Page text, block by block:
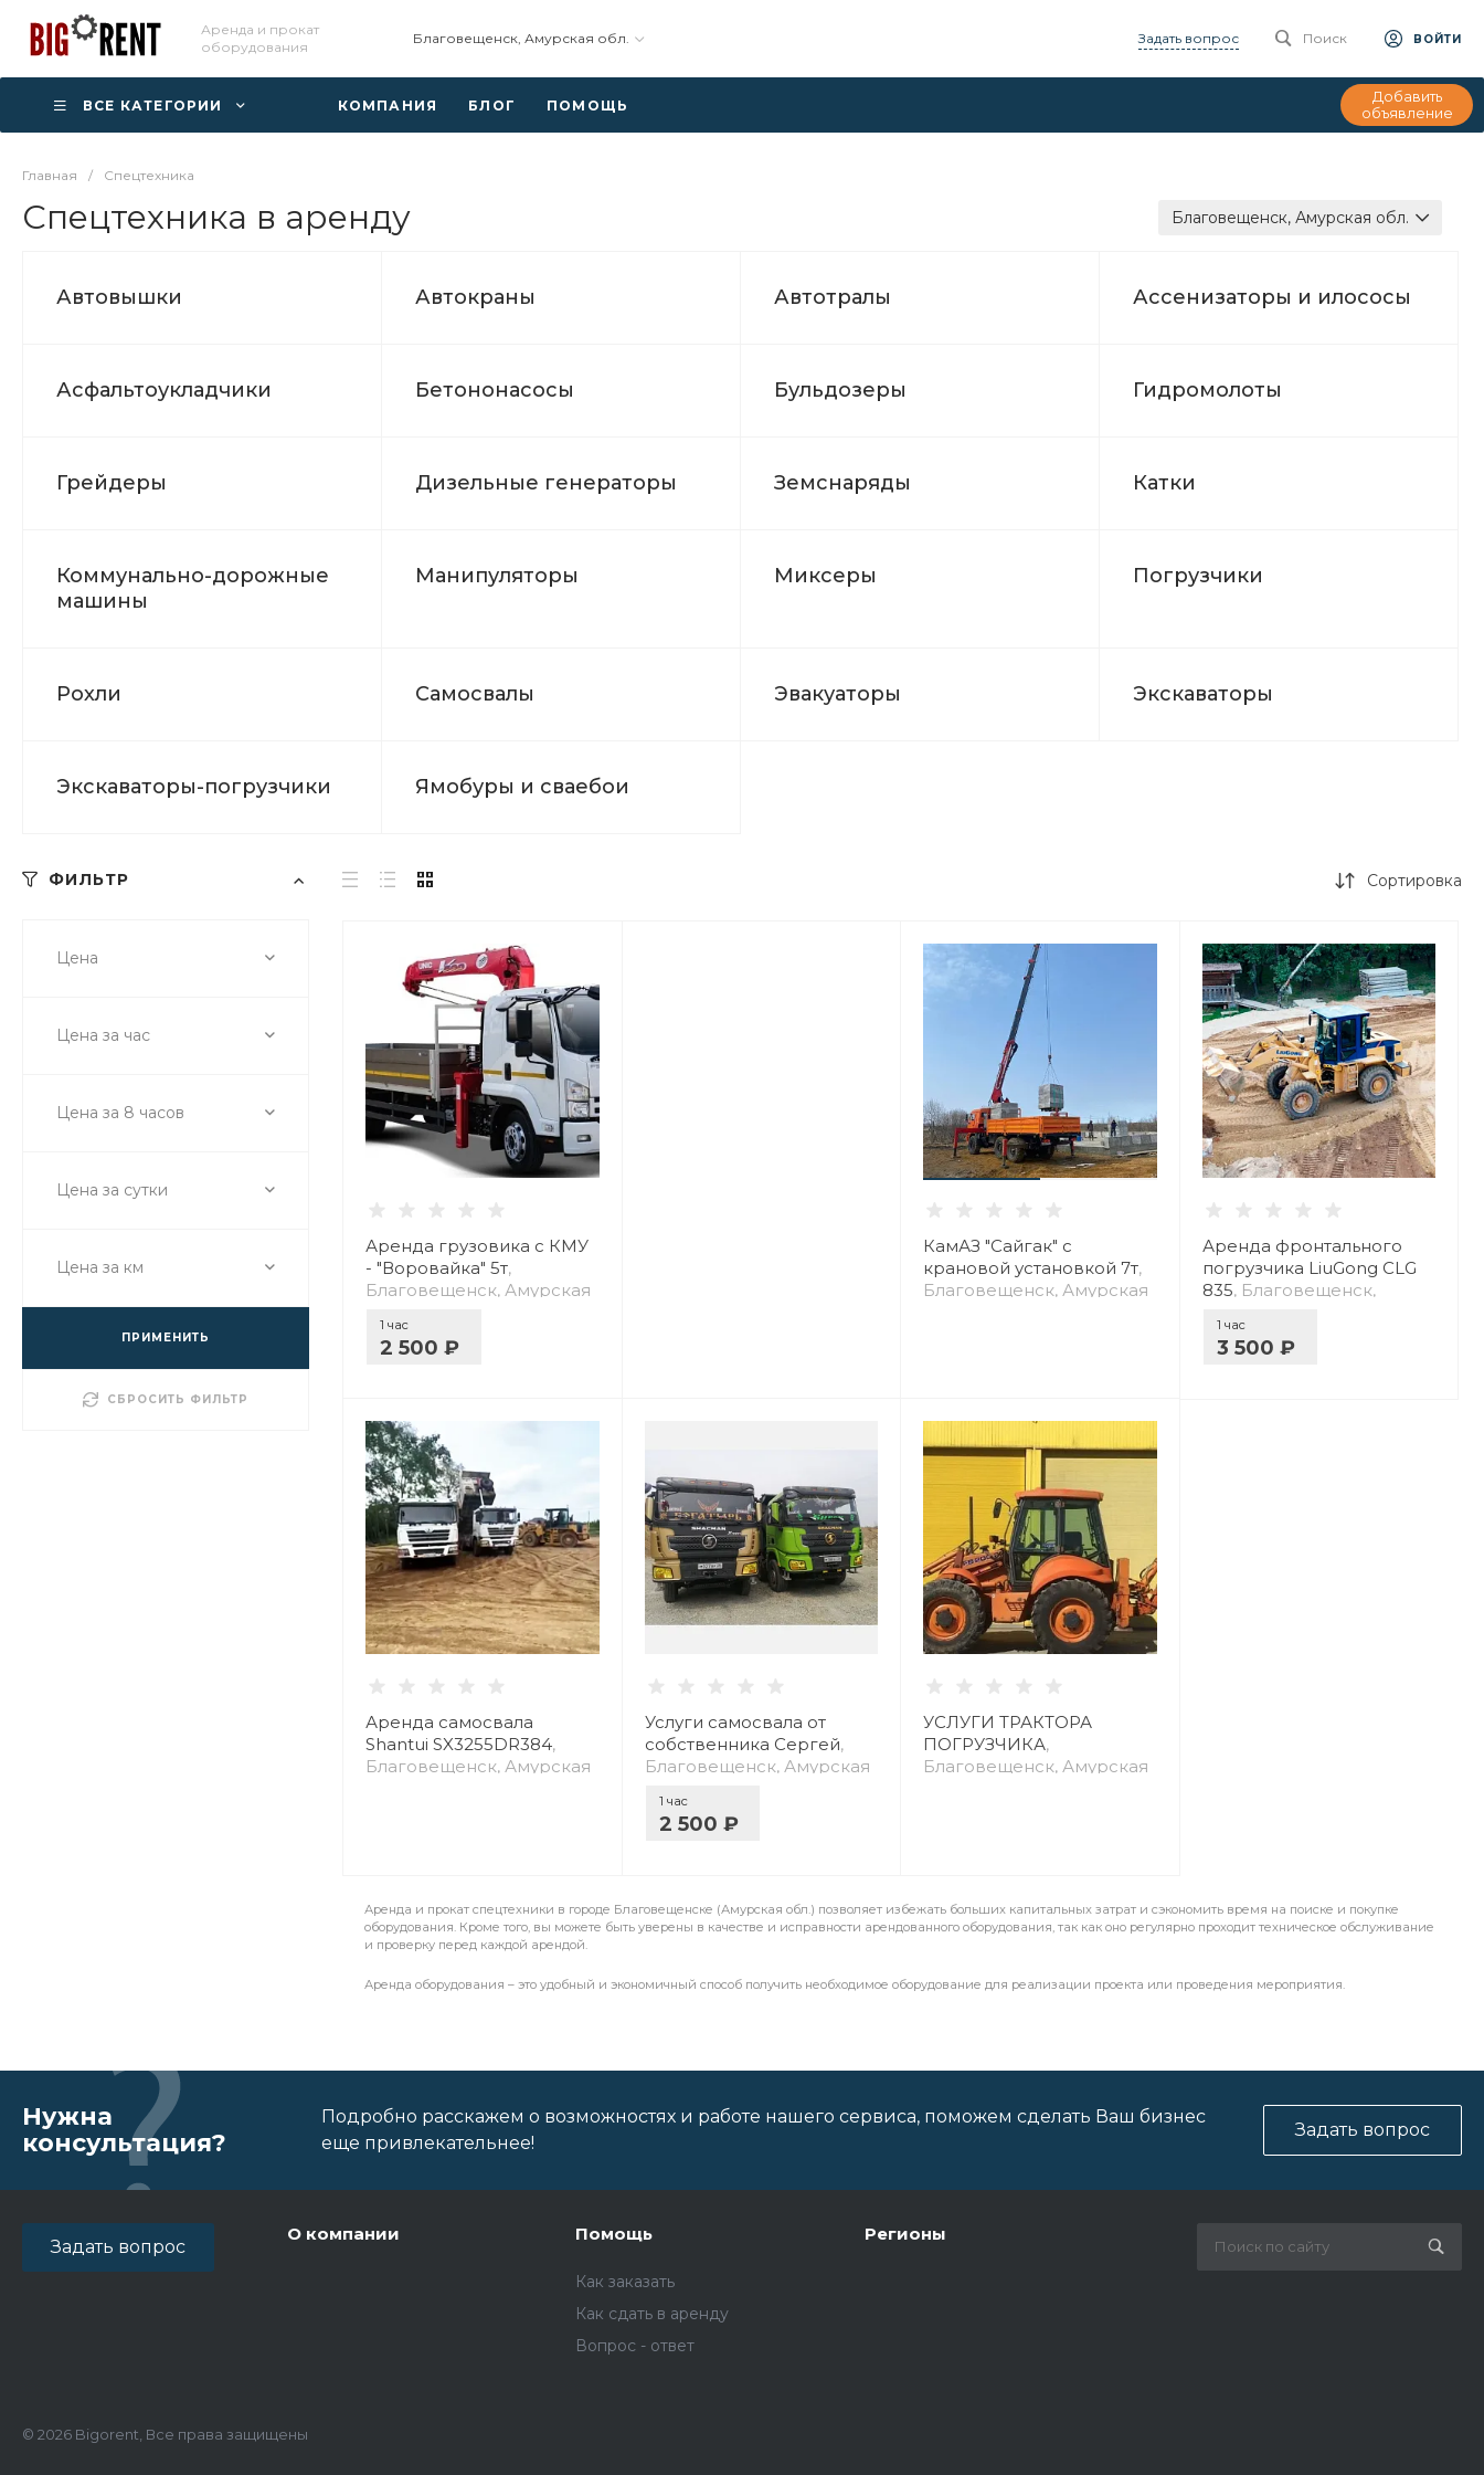
Аренда и прокат
оборудования
Благовещенск, Амурская обл. Задать вопрос Поиск ВОЙТИ
ВСЕ КАТЕГОРИИ КОМПАНИЯ БЛОГ ПОМОЩЬ
Добавить
объявление
Главная / Спецтехника
Спецтехника в аренду Благовещенск, Амурская обл.
Автовышки Автокраны Автотралы Ассенизаторы и илососы
Асфальтоукладчики Бетононасосы Бульдозеры Гидромолоты
Грейдеры Дизельные генераторы Земснаряды Катки
Коммунально-дорожные
машины
Манипуляторы Миксеры Погрузчики
Рохли Самосвалы Эвакуаторы Экскаваторы
Экскаваторы-погрузчики Ямобуры и сваебои
ФИЛЬТР
Цена
Цена за час
Цена за 8 часов
Цена за сутки
Цена за км
ПРИМЕНИТЬ
СБРОСИТЬ ФИЛЬТР
Сортировка
Аренда грузовика с КМУ
- "Воровайка" 5т,
Благовещенск, Амурская
1 час
2 500 ₽
КамАЗ "Сайгак" с
крановой установкой 7т,
Благовещенск, Амурская
Аренда фронтального
погрузчика LiuGong CLG
835, Благовещенск,
1 час
3 500 ₽
Аренда самосвала
Shantui SX3255DR384,
Благовещенск, Амурская
Услуги самосвала от
собственника Сергей,
Благовещенск, Амурская
1 час
2 500 ₽
УСЛУГИ ТРАКТОРА
ПОГРУЗЧИКА,
Благовещенск, Амурская
Аренда и прокат спецтехники в городе Благовещенске (Амурская обл.) позволяет избежать больших капитальных затрат и сэкономить время на поиске и покупке
оборудования. Кроме того, вы можете быть уверены в качестве и исправности арендованного оборудования, так как оно регулярно проходит техническое обслуживание
и проверку перед каждой арендой.
Аренда оборудования – это удобный и экономичный способ получить необходимое оборудование для реализации проекта или проведения мероприятия.
Нужна
консультация?
Подробно расскажем о возможностях и работе нашего сервиса, поможем сделать Ваш бизнес
еще привлекательнее!
Задать вопрос
Задать вопрос
О компании Помощь
Как заказать
Как сдать в аренду
Вопрос - ответ
Регионы
© 2026 Bigorent, Все права защищены